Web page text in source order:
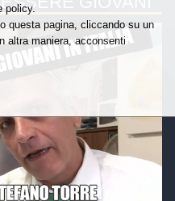
policy.
questa pagina, cliccando su un
altra maniera, acconsenti